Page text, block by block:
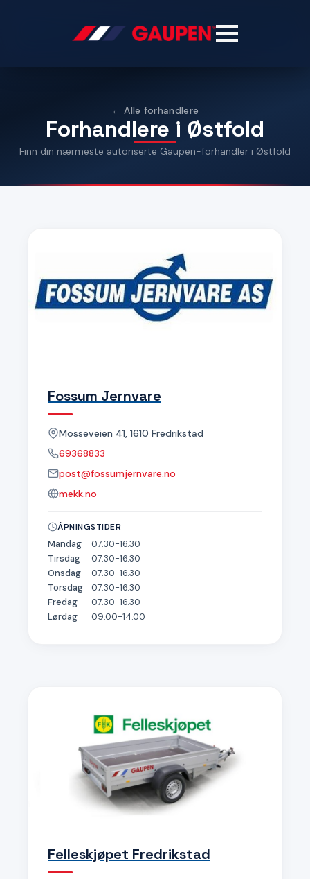
← Alle forhandlere
Forhandlere i Østfold
Finn din nærmeste autoriserte Gaupen-forhandler i Østfold
Fossum Jernvare
Mosseveien 41, 1610 Fredrikstad
69368833
post@fossumjernvare.no
mekk.no
ÅPNINGSTIDER
Mandag
07.30-16.30
Tirsdag
07.30-16.30
Onsdag
07.30-16.30
Torsdag
07.30-16.30
Fredag
07.30-16.30
Lørdag
09.00-14.00
Felleskjøpet Fredrikstad